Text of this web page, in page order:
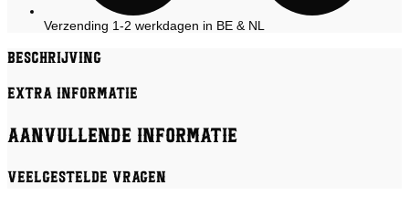
Verzending 1-2 werkdagen in BE & NL
Beschrijving
Extra informatie
Aanvullende informatie
Veelgestelde vragen